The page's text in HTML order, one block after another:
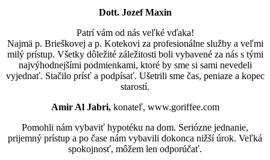
Dott. Jozef Maxin
Patrí vám od nás veľké vďaka!
Najmä p. Brieškovej a p. Kotekovi za profesionálne služby a veľmi
milý prístup. Všetky dôležité záležitosti boli vybavené za nás s tými
najvýhodnejšími podmienkami, ktoré by sme si sami nevedeli
vyjednať. Stačilo prísť a podpísať. Ušetrili sme čas, peniaze a kopec
starostí.
Amir Al Jabri,konateľ, www.goriffee.com
Pomohli nám vybaviť hypotéku na dom. Seriózne jednanie,
prijemný prístup a po čase nám vybavili dokonca nižší úrok. Veľká
spokojnosť, môžem len odporúčať.